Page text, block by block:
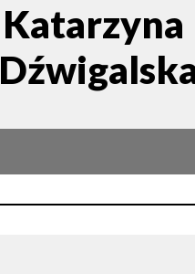
Katarzyna